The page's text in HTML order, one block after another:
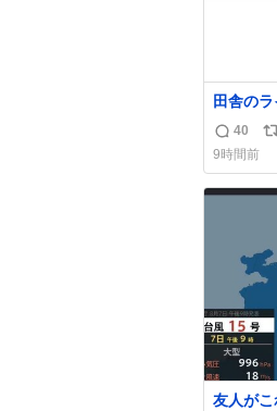
田舎の
界」を
返
信
数
40
リ
ス
9時間前
友人が